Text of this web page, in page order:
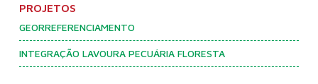
PROJETOS
GEORREFERENCIAMENTO
INTEGRAÇÃO LAVOURA PECUÁRIA FLORESTA